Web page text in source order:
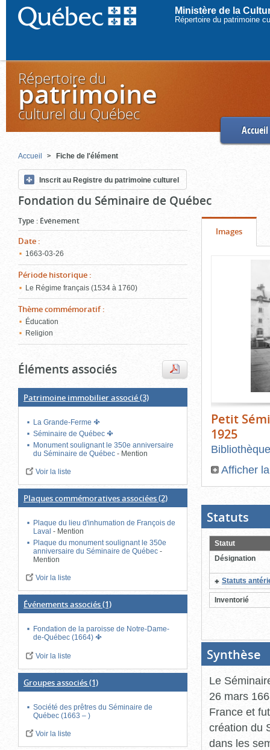
Ministère de la
Répertoire du patrimoine
Répertoire du
patrimoine
culturel du Québec
Accueil
Accueil Fiche de l'élément
Inscrit au Registre du patrimoine culturel
Fondation du Séminaire de Québec
Type : Événement
Date :
1663‑03‑26
Période historique :
Le Régime français (1534 à 1760)
Thème commémoratif:
Éducation
Religion
Éléments associés
Patrimoine immobilier associé(3)
La Grande-Ferme
Séminaire de Québec
Monument soulignant le 350e anniversaire
du Séminaire de Québec- Mention
Voir la liste
Plaques commémoratives associées(2)
Plaque du lieu d'inhumation de François de
Laval- Mention
Plaque du monument soulignant le 350e
anniversaire du Séminaire de Québec-
Mention
Voir la liste
Événements associés(1)
Fondation de la paroisse de Notre-Dame-
de-Québec (1664)
Voir la liste
Groupes associés(1)
Société des prêtres du Séminaire de
Québec (1663 – )
Voir la liste
Onglet
Images(cliquer
pour
Petit
1925
Afficher
bloc
d'onglets
Statuts
pour
Statut
Désignation
Statuts
Inventorié
Synthèse
Le
26 mars
France et
création du
dans les